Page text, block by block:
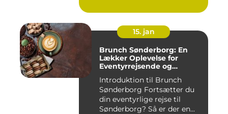
15. jan
Brunch Sønderborg: En
Lækker Oplevelse for
Eventyrrejsende og
Introduktion til Brunch
Sønderborg Fortsætter du
din eventyrlige rejse til
Sønderborg? Så er der en...